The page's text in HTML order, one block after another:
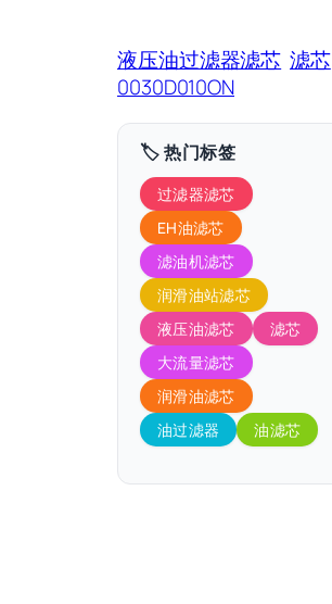
液压油过滤器滤芯 滤芯
0030D010ON
🏷️ 热门标签
过滤器滤芯
EH油滤芯
滤油机滤芯
润滑油站滤芯
液压油滤芯
滤芯
大流量滤芯
润滑油滤芯
油过滤器
油滤芯